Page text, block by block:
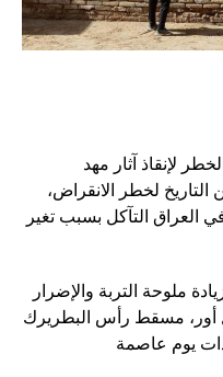
لإنقاذ آثار مهد
لخطر الانقراض،
العراق التآكل بسبب تغير
ملوحة التربة والإضرار
أور، مسقط رأس البطريرك
ذات يوم عاصمة